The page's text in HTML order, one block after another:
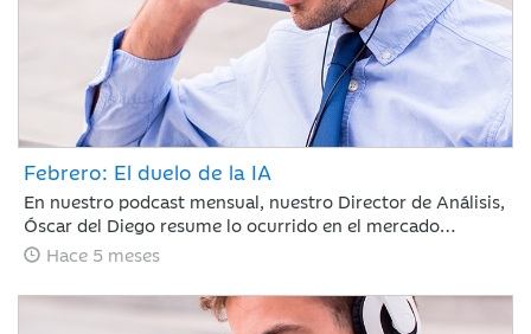
Febrero: El duelo de la IA
En nuestro podcast mensual, nuestro Director de Análisis,
Óscar del Diego resume lo ocurrido en el mercado
financiero durante un mes, en el que la IA ha centrado el
rotación fuera de EE. UU. continúa y si te has despistado,
te la has perdido.
Hace 5 meses